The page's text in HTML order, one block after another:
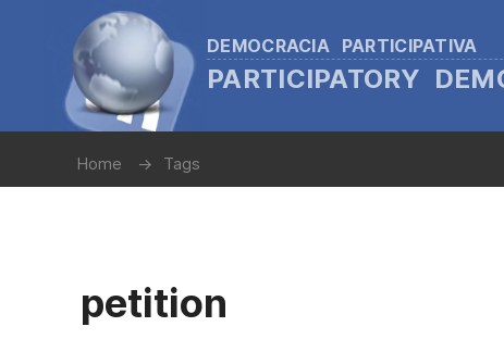
DEMOCRACIA PARTICIPATIVA
PARTICIPATORY
Home Tags
petition